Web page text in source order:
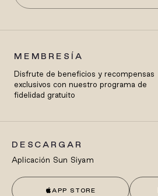
MEMBRESÍA
Disfrute de beneficios y recompensas
exclusivos con nuestro programa de
fidelidad gratuito
DESCARGAR
Aplicación Sun Siyam
APP STORE